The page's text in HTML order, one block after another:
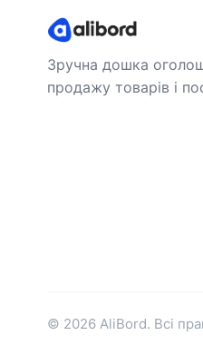
Зручна дошка
продажу товарів і
© 2026 AliBord. Всі